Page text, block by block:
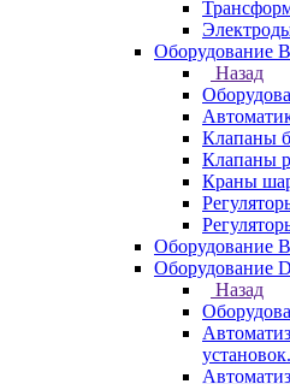
Оборудование
Назад
Клапаны
Клапаны
Краны
Оборудование
Оборудование
Назад